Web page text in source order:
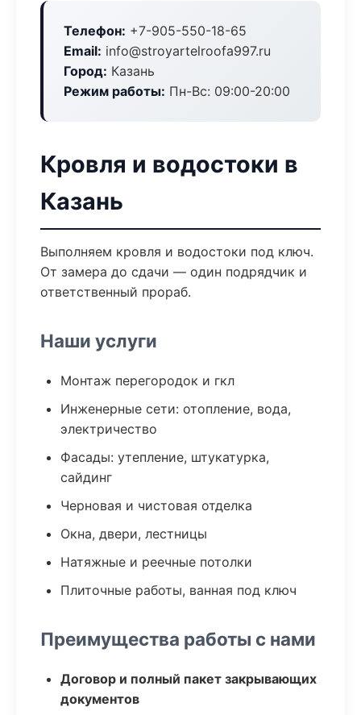
Телефон: +7-905-550-18-65
Email: info@stroyartelroofa997.ru
Город: Казань
Режим работы: Пн-Вс: 09:00-20:00
Кровля и водостоки в
Казань
Выполняем кровля и водостоки под ключ.
От замера до сдачи — один подрядчик и
ответственный прораб.
Наши услуги
Монтаж перегородок и гкл
Инженерные сети: отопление, вода,
электричество
Фасады: утепление, штукатурка,
сайдинг
Черновая и чистовая отделка
Окна, двери, лестницы
Натяжные и реечные потолки
Плиточные работы, ванная под ключ
Преимущества работы с нами
Договор и полный пакет закрывающих
документов